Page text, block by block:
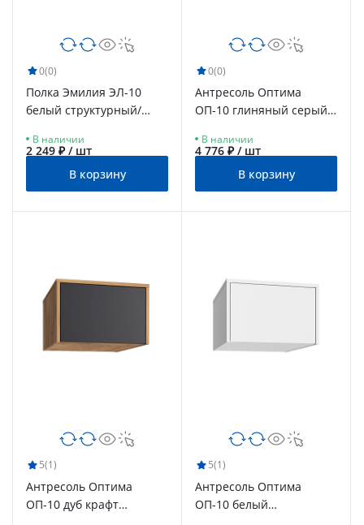
0(0)
Полка Эмилия ЭЛ-10
белый структурный/
В наличии
2 249 ₽ / шт
В корзину
0(0)
Антресоль Оптима
ОП-10 глиняный серый/
В наличии
4 776 ₽ / шт
В корзину
5(1)
Антресоль Оптима
ОП-10 дуб крафт
5(1)
Антресоль Оптима
ОП-10 белый